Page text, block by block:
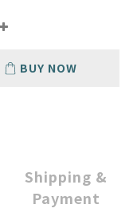
BUY NOW
Shipping &
Payment